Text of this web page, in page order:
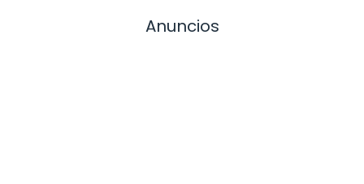
Anuncios